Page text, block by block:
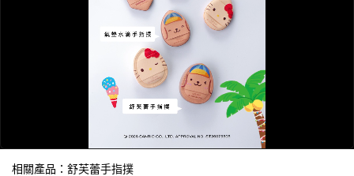
相關產品：舒芙蕾手指撲